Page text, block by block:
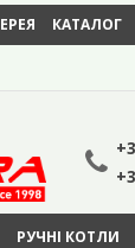
КАТАЛОГ
РУЧНІ КОТЛИ